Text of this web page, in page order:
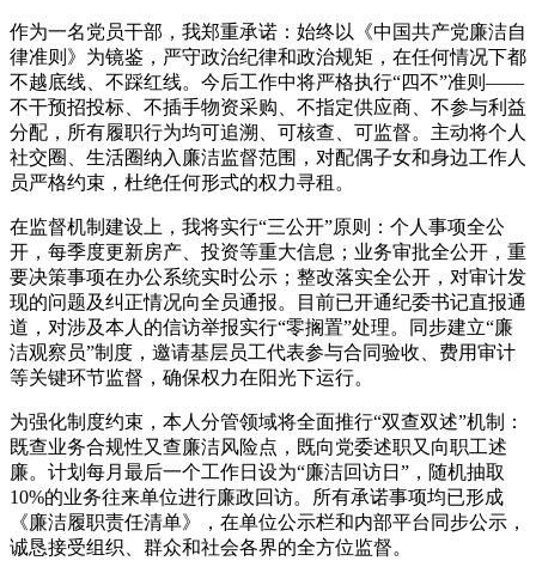
作为一名党员干部，我郑重承诺：始终以《中国共产党廉洁自
律准则》为镜鉴，严守政治纪律和政治规矩，在任何情况下都
不越底线、不踩红线。今后工作中将严格执行“四不”准则——
不干预招投标、不插手物资采购、不指定供应商、不参与利益
分配，所有履职行为均可追溯、可核查、可监督。主动将个人
社交圈、生活圈纳入廉洁监督范围，对配偶子女和身边工作人
员严格约束，杜绝任何形式的权力寻租。
在监督机制建设上，我将实行“三公开”原则：个人事项全公
开，每季度更新房产、投资等重大信息；业务审批全公开，重
要决策事项在办公系统实时公示；整改落实全公开，对审计发
现的问题及纠正情况向全员通报。目前已开通纪委书记直报通
道，对涉及本人的信访举报实行“零搁置”处理。同步建立“廉
洁观察员”制度，邀请基层员工代表参与合同验收、费用审计
等关键环节监督，确保权力在阳光下运行。
为强化制度约束，本人分管领域将全面推行“双查双述”机制：
既查业务合规性又查廉洁风险点，既向党委述职又向职工述
廉。计划每月最后一个工作日设为“廉洁回访日”，随机抽取
10%的业务往来单位进行廉政回访。所有承诺事项均已形成
《廉洁履职责任清单》，在单位公示栏和内部平台同步公示，
诚恳接受组织、群众和社会各界的全方位监督。